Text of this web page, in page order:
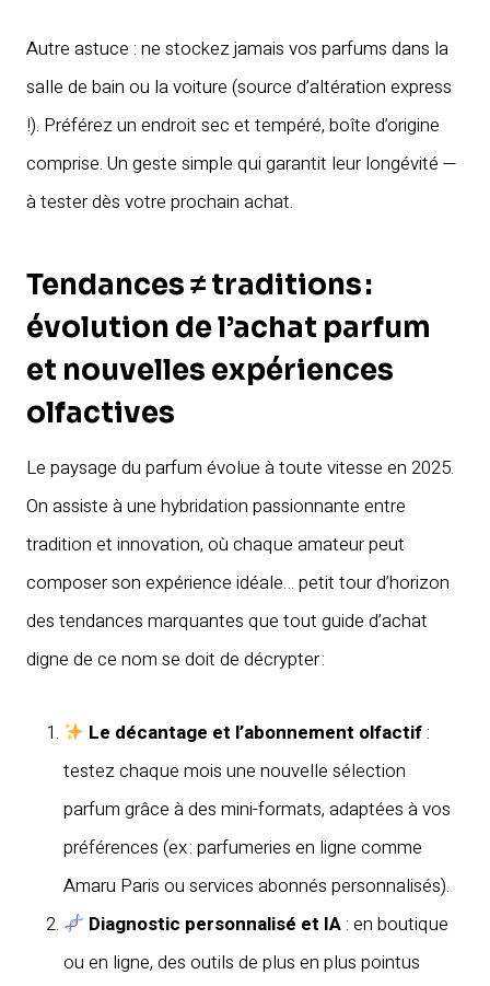
Autre astuce : ne stockez jamais vos parfums dans la
salle de bain ou la voiture (source d’altération express
!). Préférez un endroit sec et tempéré, boîte d’origine
comprise. Un geste simple qui garantit leur longévité —
à tester dès votre prochain achat.
Tendances ≠ traditions :
évolution de l’achat parfum
et nouvelles expériences
olfactives
Le paysage du parfum évolue à toute vitesse en 2025.
On assiste à une hybridation passionnante entre
tradition et innovation, où chaque amateur peut
composer son expérience idéale… petit tour d’horizon
des tendances marquantes que tout guide d’achat
digne de ce nom se doit de décrypter :
Le décantage et l’abonnement olfactif :
testez chaque mois une nouvelle sélection
parfum grâce à des mini-formats, adaptées à vos
préférences (ex : parfumeries en ligne comme
Amaru Paris ou services abonnés personnalisés).
Diagnostic personnalisé et IA : en boutique
ou en ligne, des outils de plus en plus pointus